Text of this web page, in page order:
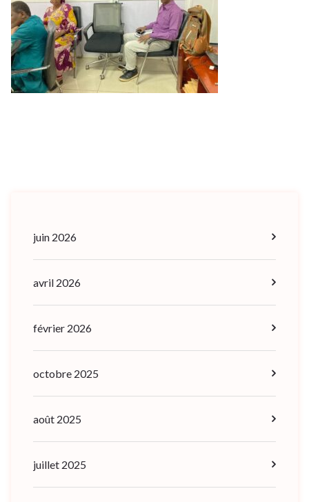
juin 2026
avril 2026
février 2026
octobre 2025
août 2025
juillet 2025